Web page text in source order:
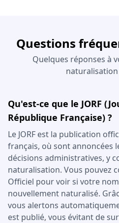
Questions
Quelques réponses à
naturalisation
Qu'est-ce que le JORF
République Française) ?
Le JORF est la publication
français, où sont annoncées
décisions administratives, y
naturalisation. Vous pouvez
Officiel pour voir si votre
nouvellement naturalisé.
vous alertons
est publié, vous évitant de